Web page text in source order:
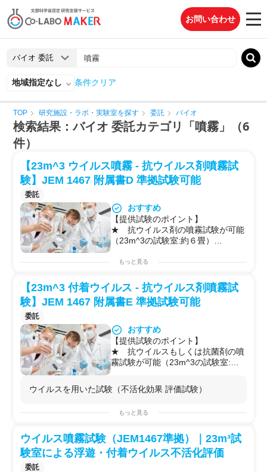
お問い合わせ
地域指定なし 条件クリア
TOP 研究施設・ラボ・実験室を探す 委託 バイオ
検索結果：バイオ 委託カテゴリ「噴霧」（6
件）
【23m^3 ウイルス噴霧 - 抗ウイルス剤噴霧試
験】JEM 1467 附属書D 準拠試験可能
委託
おすすめ
【提供試験のポイント】
★ 抗ウイルス剤の噴霧試験が可能
（23m^3の試験室:約６畳）
果など確認・評価試験可能
書D に準拠した試験
【試験可能なウイルス】
★ インフルエンザウイルスA型
【試験品例】
次亜塩素酸水等の薬剤噴霧機
その他、同様な空間を用いて浮遊ウ
イルスに対する空気清浄機の性能評
価の試験もご対応可能です。
もっと見る
【23m^3 付着ウイルス - 抗ウイルス剤噴霧試
験】JEM 1467 附属書E 準拠試験可能
委託
おすすめ
【提供試験のポイント】
★ 抗ウイルスもしくは抗菌剤の噴
霧試験が可能（23m^3の試験室:約
★ 付着ウイルスもしくは菌に対す
る不活化効果など確認・評価試験可
★ 日本電機工業会 JEM 1467 附属
【試験可能なウイルス、菌】
★ インフルエンザウイルスA型
★ ヒトコロナウイルス
ウイルスを用いた試験（不活化効果 評価試験）
もっと見る
ウイルス噴霧試験（JEM1467準拠）｜23m³試
験室による浮遊・付着ウイルス不活化評価
委託